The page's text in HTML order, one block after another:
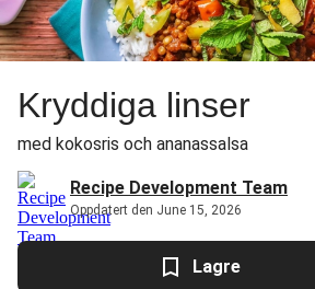
Kryddiga linser
med kokosris och ananassalsa
Recipe Development Team
Oppdatert den June 15, 2026
Lagre